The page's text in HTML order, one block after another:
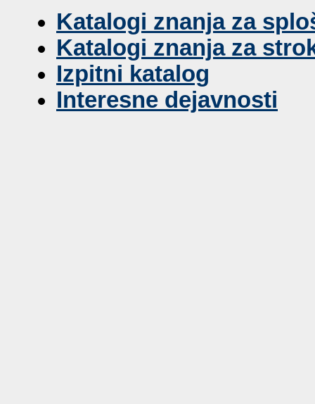
Katalogi znanja za
Katalogi znanja za
Izpitni katalog
Interesne dejavnosti